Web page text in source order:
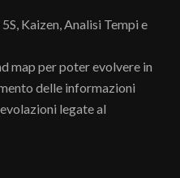
Kaizen, Analisi Tempi e
map per poter evolvere in
delle informazioni
legate al